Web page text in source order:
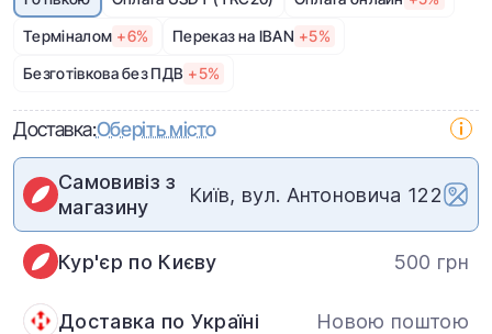
Терміналом +6% Переказ на IBAN +5%
Безготівкова без ПДВ +5%
Доставка:Оберіть місто
Самовивіз з
магазину
Київ, вул. Антоновича 122
Кур'єр по Києву 500 грн
Доставка по Україні Новою поштою